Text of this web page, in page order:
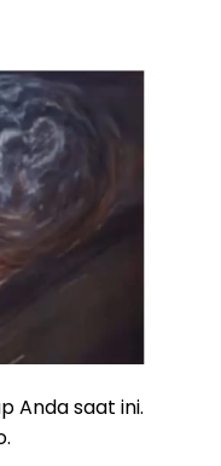
Anda saat ini.